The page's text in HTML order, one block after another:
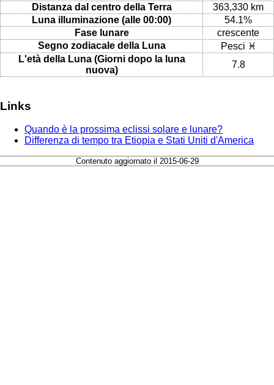
Distanza dal centro della Terra
363,330 km
Luna illuminazione (alle 00:00)
54.1%
Fase lunare
crescente
Segno zodiacale della Luna
Pesci ♓
L'età della Luna (Giorni dopo la luna
nuova)
7.8
Links
Quando è la prossima eclissi solare e lunare?
Differenza di tempo tra Etiopia e Stati Uniti d'America
Contenuto aggiornato il 2015-06-29